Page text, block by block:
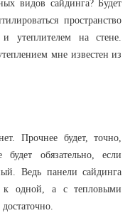
видов сайдинга? Будет
пространство
утеплителем на стене.
мне известен из
Прочнее будет, точно,
будет обязательно, если
Ведь панели сайдинга
к одной, а с тепловыми